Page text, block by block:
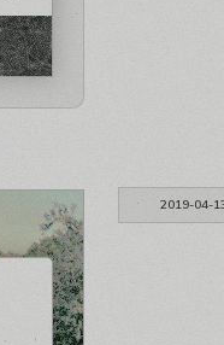
2019-04-